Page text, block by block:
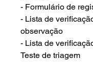
- Formulário de
- Lista de
observação
- Lista de
Teste de triagem